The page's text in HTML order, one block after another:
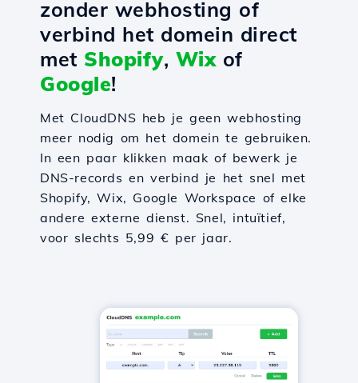
zonder webhosting of
verbind het domein direct
met Shopify, Wixof
Google!
Met CloudDNS heb je geen webhosting
meer nodig om het domein te gebruiken.
In een paar klikken maak of bewerk je
DNS-records en verbind je het snel met
Shopify, Wix, Google Workspace of elke
andere externe dienst. Snel, intuïtief,
voor slechts 5,99 € per jaar.